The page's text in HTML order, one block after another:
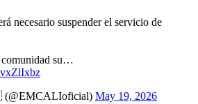
necesario suspender el servicio de
comunidad su…
May 19, 2026